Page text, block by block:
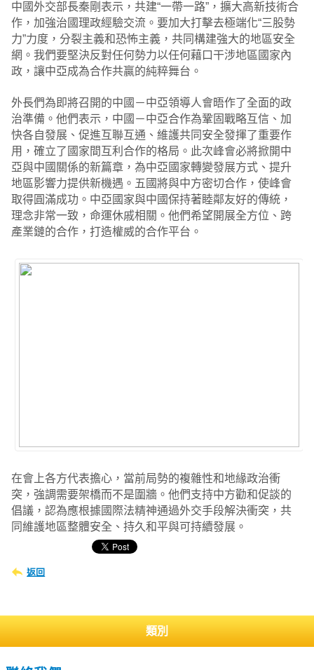
中國外交部長秦剛表示，共建“一帶一路”，擴大高新技術合
作，加強治國理政經驗交流。要加大打擊去極端化“三股勢
力”力度，分裂主義和恐怖主義，共同構建強大的地區安全
網。我們要堅決反對任何勢力以任何藉口干涉地區國家內
政，讓中亞成為合作共贏的純粹舞台。
外長們為即將召開的中國－中亞領導人會晤作了全面的政
治準備。他們表示，中國－中亞合作為鞏固戰略互信、加
快各自發展、促進互聯互通、維護共同安全發揮了重要作
用，確立了國家間互利合作的格局。此次峰會必將掀開中
亞與中國關係的新篇章，為中亞國家轉變發展方式、提升
地區影響力提供新機遇。五國將與中方密切合作，使峰會
取得圓滿成功。中亞國家與中國保持著睦鄰友好的傳統，
理念非常一致，命運休戚相關。他們希望開展全方位、跨
產業鏈的合作，打造權威的合作平台。
在會上各方代表擔心，當前局勢的複雜性和地緣政治衝
突，強調需要架橋而不是圍牆。他們支持中方勸和促談的
倡議，認為應根據國際法精神通過外交手段解決衝突，共
同維護地區整體安全、持久和平與可持續發展。
返回
類別